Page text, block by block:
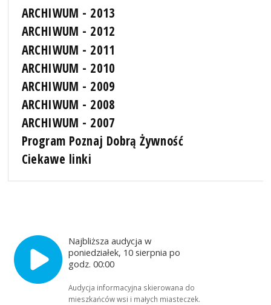
ARCHIWUM - 2013
ARCHIWUM - 2012
ARCHIWUM - 2011
ARCHIWUM - 2010
ARCHIWUM - 2009
ARCHIWUM - 2008
ARCHIWUM - 2007
Program Poznaj Dobrą Żywność
Ciekawe linki
Najbliższa audycja w
poniedziałek, 10 sierpnia po
godz. 00:00
Audycja informacyjna skierowana do
mieszkańców wsi i małych miasteczek.